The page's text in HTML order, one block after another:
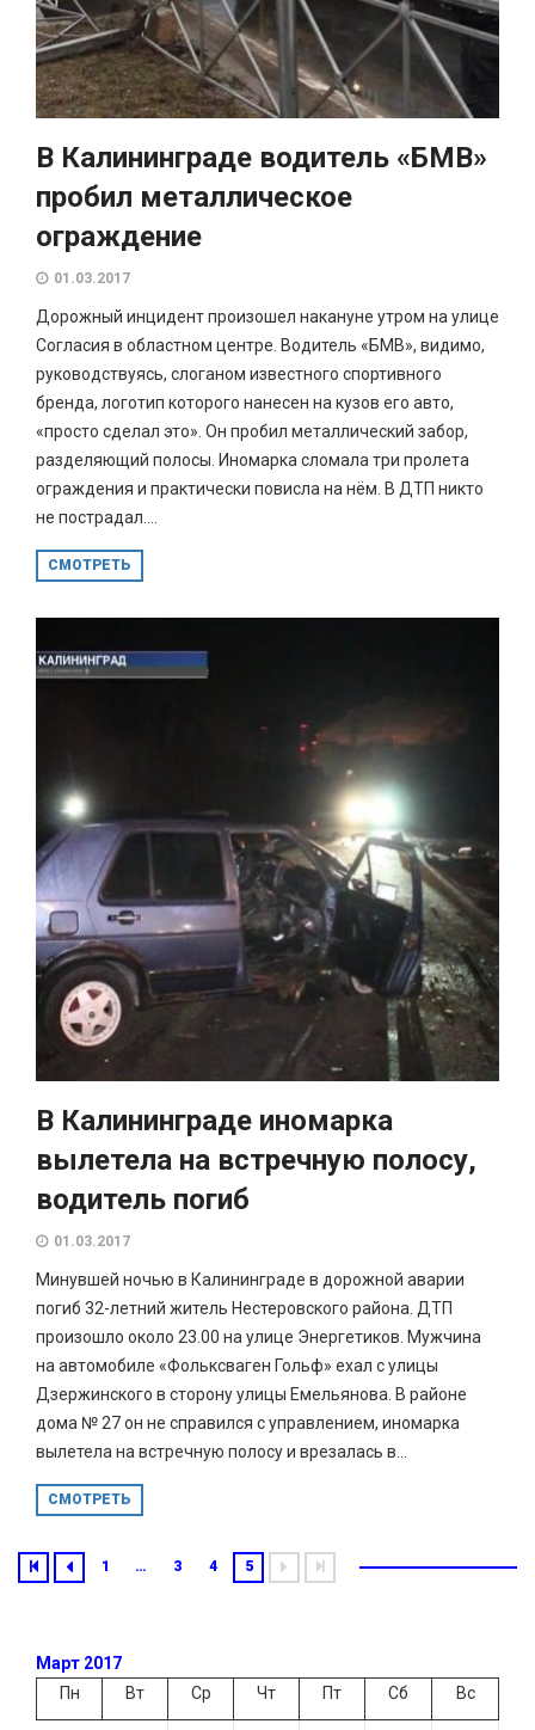
В Калининграде водитель «БМВ»
пробил металлическое
ограждение
01.03.2017
Дорожный инцидент произошел накануне утром на улице
Согласия в областном центре. Водитель «БМВ», видимо,
руководствуясь, слоганом известного спортивного
бренда, логотип которого нанесен на кузов его авто,
«просто сделал это». Он пробил металлический забор,
разделяющий полосы. Иномарка сломала три пролета
ограждения и практически повисла на нём. В ДТП никто
не пострадал....
СМОТРЕТЬ
В Калининграде иномарка
вылетела на встречную полосу,
водитель погиб
01.03.2017
Минувшей ночью в Калининграде в дорожной аварии
погиб 32-летний житель Нестеровского района. ДТП
произошло около 23.00 на улице Энергетиков. Мужчина
на автомобиле «Фольксваген Гольф» ехал с улицы
Дзержинского в сторону улицы Емельянова. В районе
дома № 27 он не справился с управлением, иномарка
вылетела на встречную полосу и врезалась в...
СМОТРЕТЬ
1 … 3 4 5
Март 2017
Пн
Вт Ср Чт Пт Сб Вс